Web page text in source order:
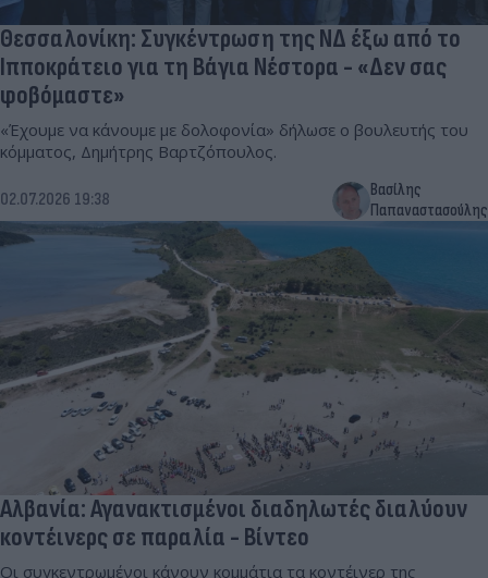
Θεσσαλονίκη: Συγκέντρωση της ΝΔ έξω από το
Ιπποκράτειο για τη Βάγια Νέστορα - «Δεν σας
φοβόμαστε»
«Έχουμε να κάνουμε με δολοφονία» δήλωσε ο βουλευτής του
κόμματος, Δημήτρης Βαρτζόπουλος.
02.07.2026 19:38
Βασίλης
Παπαναστασούλης
Αλβανία: Αγανακτισμένοι διαδηλωτές διαλύουν
κοντέινερς σε παραλία - Βίντεο
Οι συγκεντρωμένοι κάνουν κομμάτια τα κοντέινερ της